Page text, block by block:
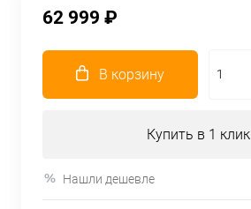
62 999 ₽
В корзину
Купить в 1 клик
Нашли дешевле